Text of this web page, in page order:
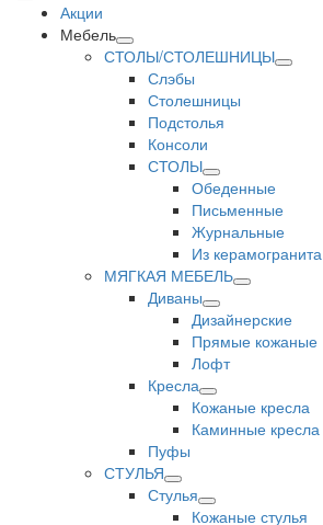
Акции
Мебель
СТОЛЫ/СТОЛЕШНИЦЫ
Слэбы
Столешницы
Подстолья
Консоли
СТОЛЫ
Обеденные
Письменные
Журнальные
Из керамогранита
МЯГКАЯ МЕБЕЛЬ
Диваны
Дизайнерские
Прямые кожаные
Лофт
Кресла
Кожаные кресла
Каминные кресла
Пуфы
СТУЛЬЯ
Стулья
Кожаные стулья